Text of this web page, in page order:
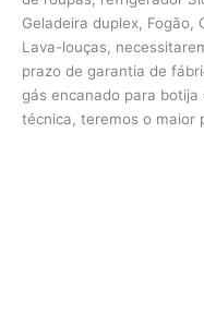
Geladeira duplex, Fogão,
Lava-louças,
prazo de garantia de
gás encanado para
técnica, teremos o maior